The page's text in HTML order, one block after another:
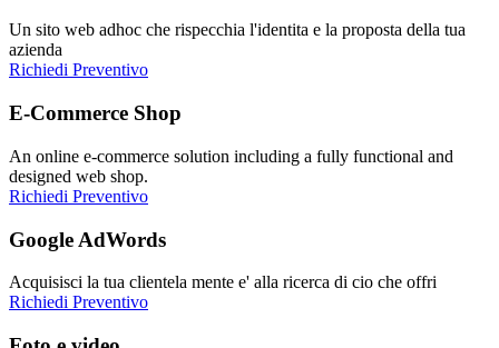
Un sito web adhoc che rispecchia l'identita e la proposta della tua
azienda
Richiedi Preventivo
E-Commerce Shop
An online e-commerce solution including a fully functional and
designed web shop.
Richiedi Preventivo
Google AdWords
Acquisisci la tua clientela mente e' alla ricerca di cio che offri
Richiedi Preventivo